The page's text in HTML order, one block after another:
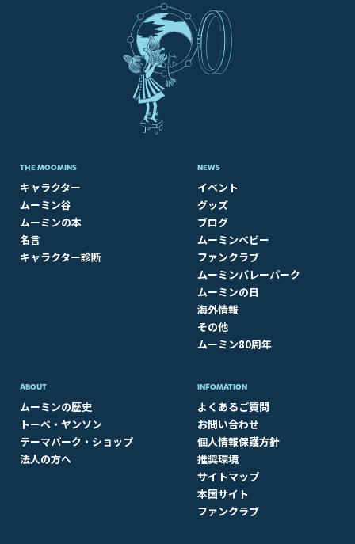
THE MOOMINS
キャラクター
ムーミン谷
ムーミンの本
名言
キャラクター診断
NEWS
イベント
グッズ
ブログ
ムーミンベビー
ファンクラブ
ムーミンバレーパーク
ムーミンの日
海外情報
その他
ムーミン80周年
ABOUT​
ムーミンの歴史
トーベ・ヤンソン
テーマパーク・ショップ
法人の方へ
INFOMATION
よくあるご質問
お問い合わせ
個人情報保護方針
推奨環境
サイトマップ
本国サイト
ファンクラブ